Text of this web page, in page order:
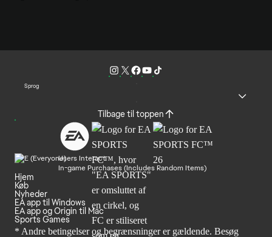
Sprog
Tilbage til toppen
Users Interact
In-game Purchases (Includes Random Items)
Hjem
Køb
Nyheder
EA app til Windows
EA app og Origin til Mac
Sports Games
* Andre betingelser og begrænsninger er gældende. Besøg